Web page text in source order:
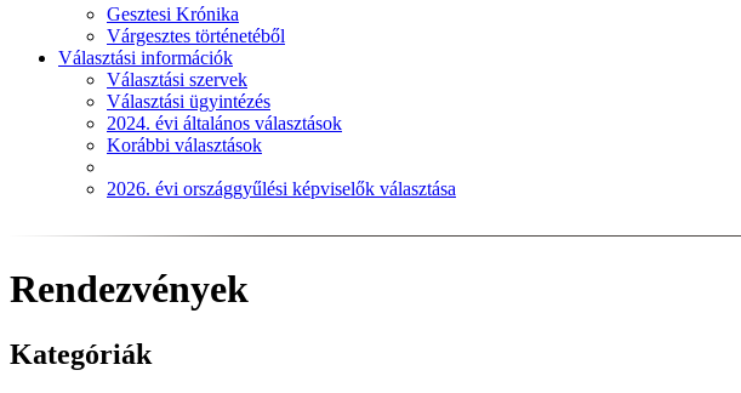
Gesztesi Krónika
Várgesztes történetéből
Választási információk
Választási szervek
Választási ügyintézés
2024. évi általános választások
Korábbi választások
2026. évi országgyűlési képviselők választása
Rendezvények
Kategóriák